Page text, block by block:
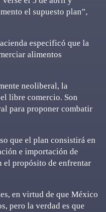
el supuesto plan”,
especificó que la
alimentos
neoliberal, la
libre comercio. Son
para proponer combatir
que el plan consistirá en
e importación de
el propósito de enfrentar
en virtud de que México
pero la verdad es que